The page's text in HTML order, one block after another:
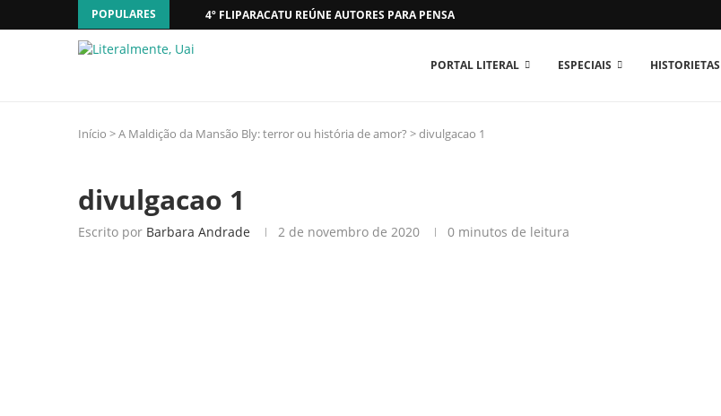
POPULARES 4º FLIPARACATU REÚNE AUTORES PARA PENSAR O MUNDO...
PORTAL LITERAL ESPECIAIS HISTORIETAS
Início >A Maldição da Mansão Bly: terror ou história de amor? >divulgacao 1
divulgacao 1
Escrito por Barbara Andrade 2 de novembro de 2020 0 minutos de leitura